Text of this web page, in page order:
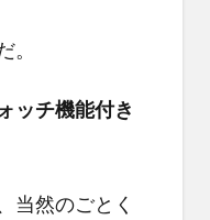
。
ッチ機能付き
当然のごとく